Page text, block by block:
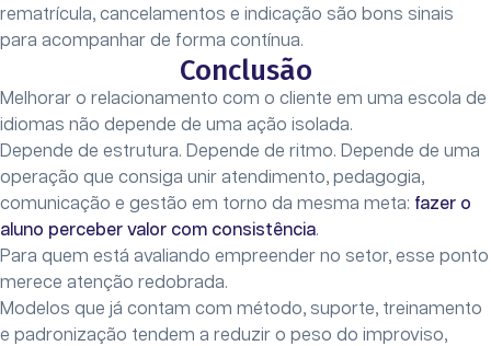
rematrícula, cancelamentos e indicação são bons sinais
para acompanhar de forma contínua.
Conclusão
Melhorar o relacionamento com o cliente em uma escola de
idiomas não depende de uma ação isolada.
Depende de estrutura. Depende de ritmo. Depende de uma
operação que consiga unir atendimento, pedagogia,
comunicação e gestão em torno da mesma meta: fazer o
aluno perceber valor com consistência.
Para quem está avaliando empreender no setor, esse ponto
merece atenção redobrada.
Modelos que já contam com método, suporte, treinamento
e padronização tendem a reduzir o peso do improviso,